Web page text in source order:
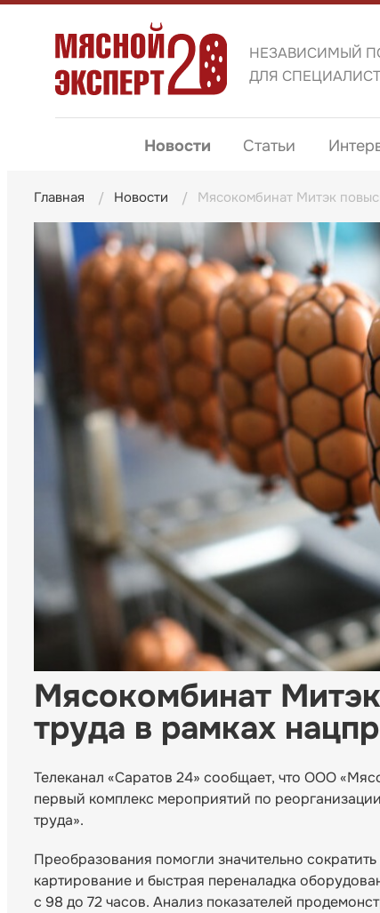
НЕЗАВИСИМЫЙ
ДЛЯ
Новости Статьи
Главная Новости Мясокомбинат Митэк
Мясокомбинат
труда в рамках
Телеканал «Саратов 24» сообщает, что ООО
первый комплекс мероприятий по
труда».
Преобразования помогли значительно
картирование и быстрая переналадка
с 98 до 72 часов. Анализ показателей